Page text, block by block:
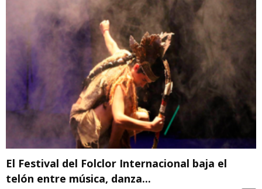
El Festival del Folclor Internacional baja el
telón entre música, danza...